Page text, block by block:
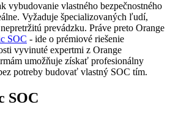
vybudovanie vlastného bezpečnostného
Vyžaduje špecializovaných ľudí,
prevádzku. Práve preto Orange
SOC - ide o prémiové riešenie
vyvinuté expertmi z Orange
umožňuje získať profesionálny
potreby budovať vlastný SOC tím.
SOC